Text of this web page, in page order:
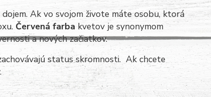
Ak vo svojom živote máte osobu, ktorá
Červená farba kvetov je synonymom
a nových začiatkov.
status skromnosti. Ak chcete